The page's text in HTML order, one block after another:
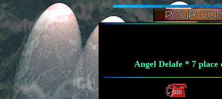
Angel Delafe * 7 place